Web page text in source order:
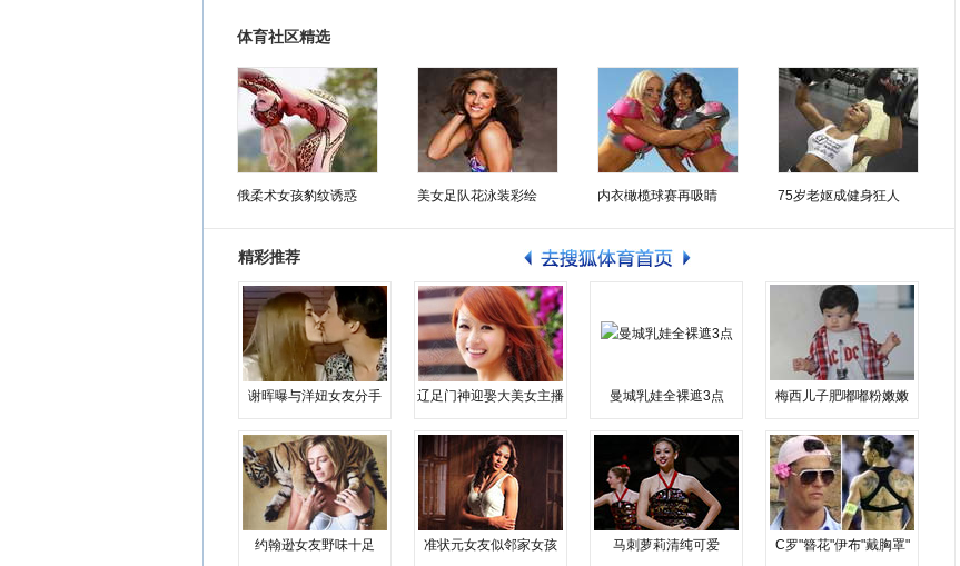
体育社区精选
俄柔术女孩豹纹诱惑 美女足队花泳装彩绘 内衣橄榄球赛再吸睛 75岁老妪成健身狂人
精彩推荐
谢晖曝与洋妞女友分手 辽足门神迎娶大美女主播 曼城乳娃全裸遮3点 梅西儿子肥嘟嘟粉嫩嫩
约翰逊女友野味十足 准状元女友似邻家女孩 马刺萝莉清纯可爱 C罗"簪花"伊布"戴胸罩"